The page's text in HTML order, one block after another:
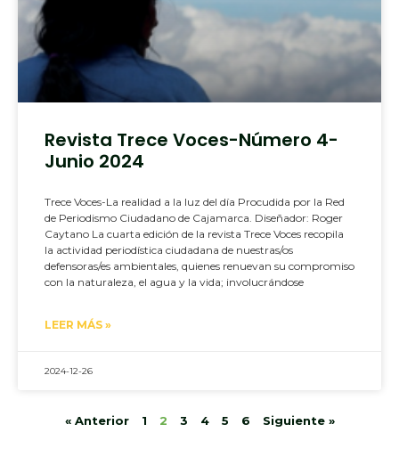
Revista Trece Voces-Número 4-
Junio 2024
Trece Voces-La realidad a la luz del día Procudida por la Red
de Periodismo Ciudadano de Cajamarca. Diseñador: Roger
Caytano La cuarta edición de la revista Trece Voces recopila
la actividad periodística ciudadana de nuestras/os
defensoras/es ambientales, quienes renuevan su compromiso
con la naturaleza, el agua y la vida; involucrándose
LEER MÁS »
2024-12-26
« Anterior 1 2 3 4 5 6 Siguiente »